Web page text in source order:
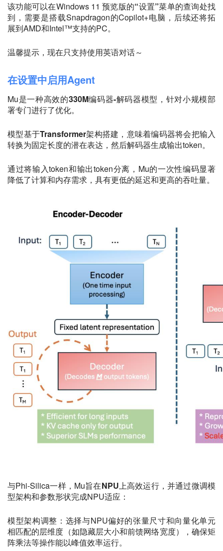
该功能可以在Windows 11 预览版的“设置”菜单的查询处找
到，需要是搭载Snapdragon的Copilot+电脑，后续还将拓
展到AMD和Intel™支持的PC。
温馨提示，现在只支持使用英语对话～
在设置中启用Agent
Mu是一种高效的330M编码器-解码器模型 ，针对小规模部
署专门进行了优化。
模型基于Transformer架构搭建，意味着编码器将会把输入
转换为固定长度的潜在表达，然后解码器生成输出token。
通过将输入token和输出token分离，Mu的一次性编码显著
降低了计算和内存需求，具有更低的延迟和更高的吞吐量。
与Phi-Silica一样，Mu旨在NPU上高效运行，并通过微调模
型架构和参数形状完成NPU适应：
模型架构调整 ：选择与NPU偏好的张量尺寸和向量化单元
相匹配的层维度（如隐藏层大小和前馈网络宽度），确保矩
阵乘法等操作能以峰值效率运行。